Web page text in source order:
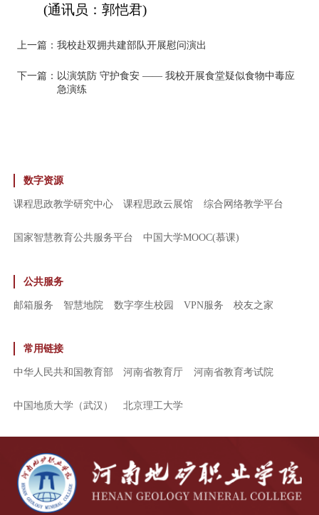
(通讯员：郭恺君)
上一篇： 我校赴双拥共建部队开展慰问演出
下一篇： 以演筑防 守护食安 —— 我校开展食堂疑似食物中毒应
急演练
数字资源
课程思政教学研究中心 课程思政云展馆 综合网络教学平台
国家智慧教育公共服务平台 中国大学MOOC(慕课)
公共服务
邮箱服务 智慧地院 数字孪生校园 VPN服务 校友之家
常用链接
中华人民共和国教育部 河南省教育厅 河南省教育考试院
中国地质大学（武汉） 北京理工大学